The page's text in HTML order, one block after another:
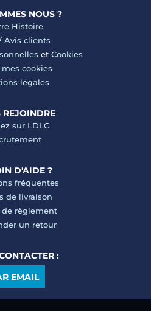
NOUS ?
Histoire
Avis clients
et Cookies
mes cookies
légales
REJOINDRE
sur LDLC
D'AIDE ?
fréquentes
de livraison
de règlement
un retour
:
EMAIL